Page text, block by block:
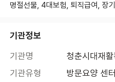
명절선물, 4대보험, 퇴직급여, 장
기관정보
기관명
청춘시대재활
기관유형
방문요양 센